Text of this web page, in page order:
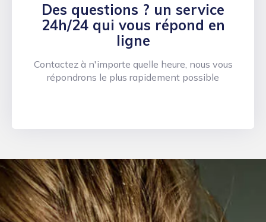
Des questions ? un service
24h/24 qui vous répond en
ligne
Contactez à n'importe quelle heure, nous vous
répondrons le plus rapidement possible